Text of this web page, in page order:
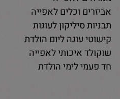
אביזרים וכלים לאפייה
תבניות סיליקון לעוגות
קישוטי עוגה ליום הולדת
שוקולד איכותי לאפייה
חד פעמי לימי הולדת